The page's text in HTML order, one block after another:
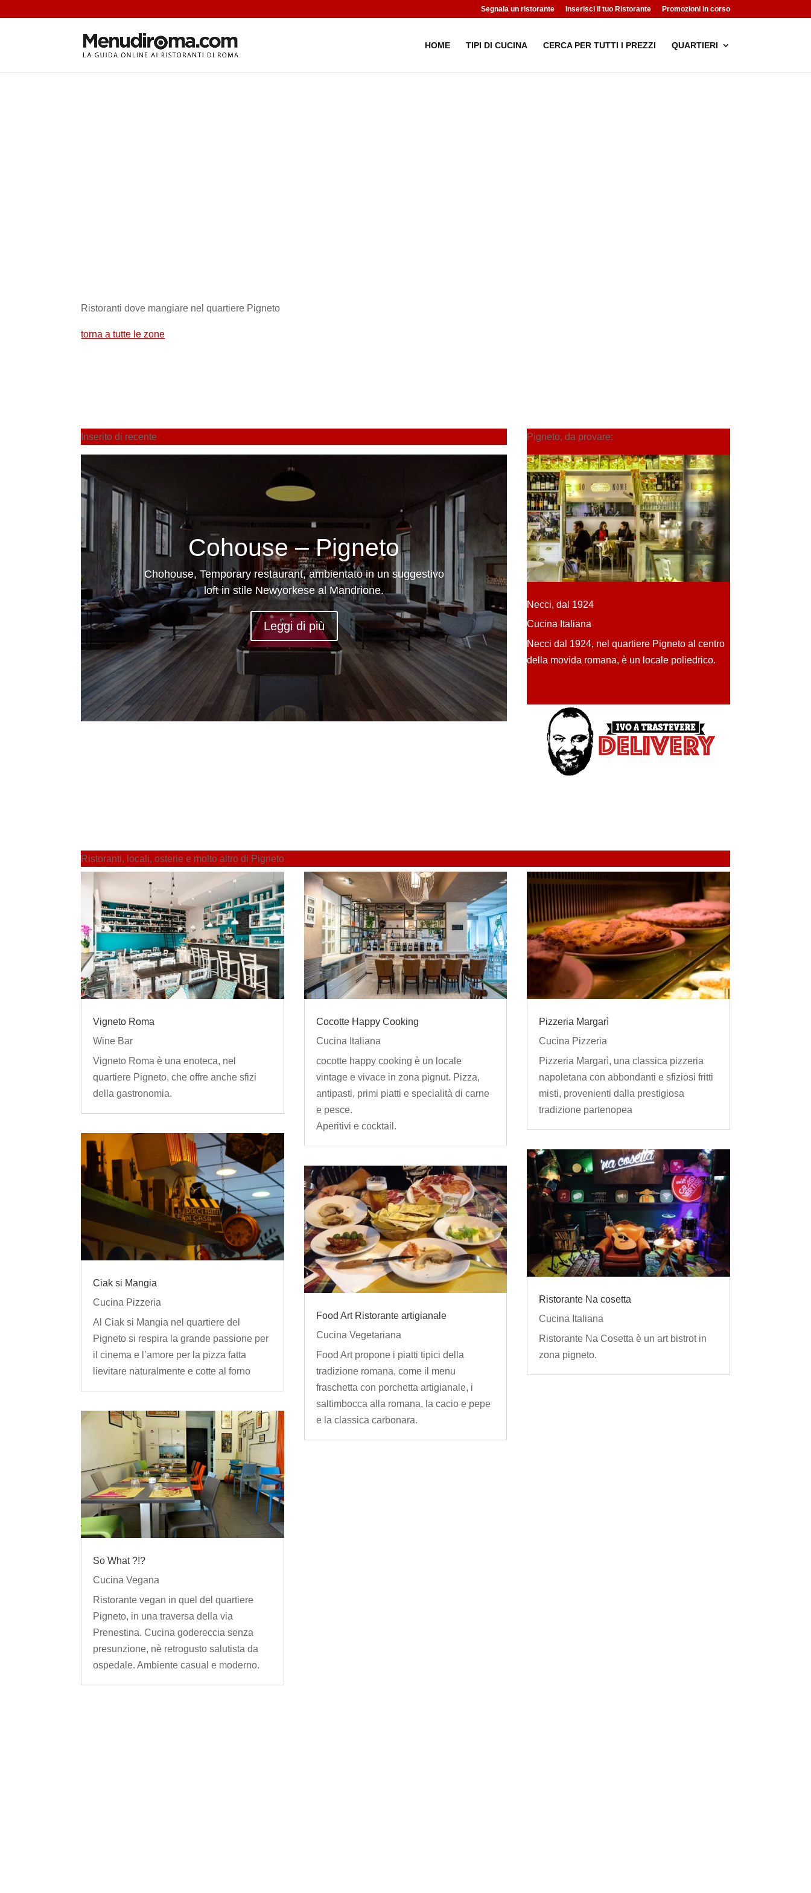
Segnala un ristorante Inserisci il tuo Ristorante Promozioni in corso
HOME TIPI DI CUCINA CERCA PER TUTTI I PREZZI QUARTIERI
Ristoranti dove mangiare nel quartiere Pigneto
torna a tutte le zone
Inserito di recente
Cohouse – Pigneto
Chohouse, Temporary restaurant, ambientato in un suggestivo
loft in stile Newyorkese al Mandrione.
Leggi di più
Pigneto, da provare:
Necci, dal 1924
Cucina Italiana
Necci dal 1924, nel quartiere Pigneto al centro
della movida romana, è un locale poliedrico.
Ristoranti, locali, osterie e molto altro di Pigneto
Vigneto Roma
Wine Bar
Vigneto Roma è una enoteca, nel
quartiere Pigneto, che offre anche sfizi
della gastronomia.
Ciak si Mangia
Cucina Pizzeria
Al Ciak si Mangia nel quartiere del
Pigneto si respira la grande passione per
il cinema e l’amore per la pizza fatta
lievitare naturalmente e cotte al forno
So What ?!?
Cucina Vegana
Ristorante vegan in quel del quartiere
Pigneto, in una traversa della via
Prenestina. Cucina godereccia senza
presunzione, nè retrogusto salutista da
ospedale. Ambiente casual e moderno.
Cocotte Happy Cooking
Cucina Italiana
cocotte happy cooking è un locale
vintage e vivace in zona pignut. Pizza,
antipasti, primi piatti e specialità di carne
e pesce.
Aperitivi e cocktail.
Food Art Ristorante artigianale
Cucina Vegetariana
Food Art propone i piatti tipici della
tradizione romana, come il menu
fraschetta con porchetta artigianale, i
saltimbocca alla romana, la cacio e pepe
e la classica carbonara.
Pizzeria Margarì
Cucina Pizzeria
Pizzeria Margarì, una classica pizzeria
napoletana con abbondanti e sfiziosi fritti
misti, provenienti dalla prestigiosa
tradizione partenopea
Ristorante Na cosetta
Cucina Italiana
Ristorante Na Cosetta è un art bistrot in
zona pigneto.